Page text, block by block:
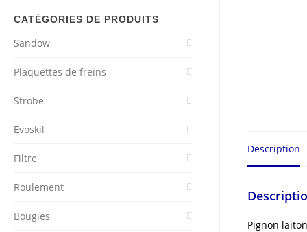
Description
Pignon
CATÉGORIES DE PRODUITS
Sandow
Plaquettes de freins
Strobe
Evoskil
Filtre
Roulement
Bougies